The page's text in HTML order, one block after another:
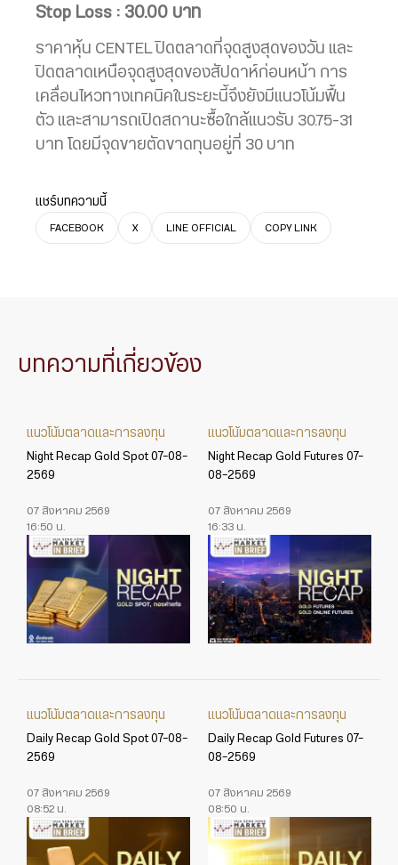
Stop Loss : 30.00 บาท
ราคาหุ้น CENTEL ปิดตลาดที่จุดสูงสุดของวัน และ
ปิดตลาดเหนือจุดสูงสุดของสัปดาห์ก่อนหน้า การ
เคลื่อนไหวทางเทคนิคในระยะนี้จึงยังมีแนวโน้มฟื้น
ตัว และสามารถเปิดสถานะซื้อใกล้แนวรับ 30.75-31
บาท โดยมีจุดขายตัดขาดทุนอยู่ที่ 30 บาท
แชร์บทความนี้
FACEBOOK X LINE OFFICIAL COPY LINK
บทความที่เกี่ยวข้อง
แนวโน้มตลาดและการลงทุน
Night Recap Gold Spot 07-08-
2569
07 สิงหาคม 2569
16:50 น.
แนวโน้มตลาดและการลงทุน
Night Recap Gold Futures 07-
08-2569
07 สิงหาคม 2569
16:33 น.
แนวโน้มตลาดและการลงทุน
Daily Recap Gold Spot 07-08-
2569
07 สิงหาคม 2569
08:52 น.
แนวโน้มตลาดและการลงทุน
Daily Recap Gold Futures 07-
08-2569
07 สิงหาคม 2569
08:50 น.